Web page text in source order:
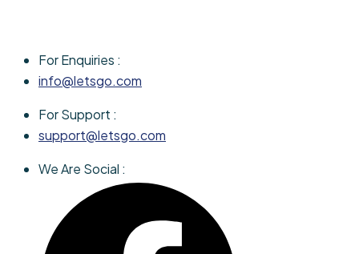
For Enquiries :
info@letsgo.com
For Support :
support@letsgo.com
We Are Social :